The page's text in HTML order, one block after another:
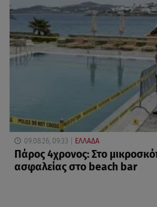
09.08.26, 09:33 ΕΛΛΑΔΑ
Πάρος 4χρονος: Στο
ασφαλείας στο beach bar